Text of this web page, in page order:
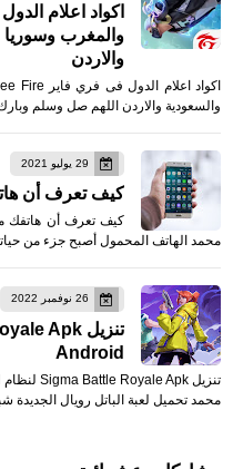
والمغرب وسوريا
والاردن
والسعودية والاردن اللهم صل وسلم
29 يوليو 2021
كيف تعرف أن
كيف تعرف أن هاتفك
محمد الهاتف المحمول أصبح جزء من
26 نوفمبر 2022
Android
محمد تحميل لعبة الباتل رويال الجديدة